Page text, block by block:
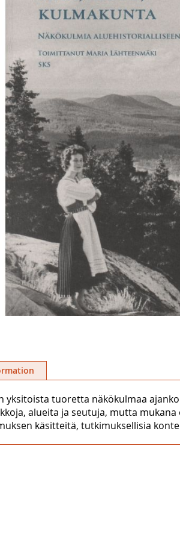
yksitoista tuoretta näkökulmaa
alueita ja seutuja, mutta
käsitteitä, tutkimuksellisia